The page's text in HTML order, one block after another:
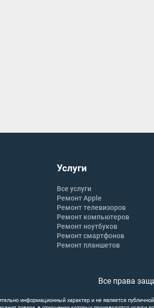
Услуги
Все услуги
Ремонт Apple
Ремонт телевизоров
Ремонт компьютеров
Ремонт ноутбуков
Ремонт смартфонов
Ремонт планшетов
Все права
информационный характер и не является